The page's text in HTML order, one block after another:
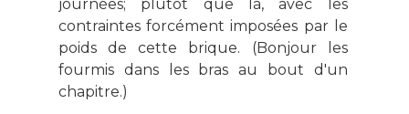
journées; plutôt que là, avec les
contraintes forcément imposées par le
poids de cette brique. (Bonjour les
fourmis dans les bras au bout d'un
chapitre.)